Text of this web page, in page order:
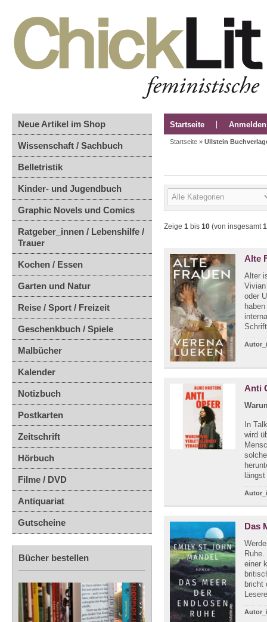
Neue Artikel im Shop
Wissenschaft / Sachbuch
Belletristik
Kinder- und Jugendbuch
Graphic Novels und Comics
Ratgeber_innen / Lebenshilfe /
Trauer
Kochen / Essen
Garten und Natur
Reise / Sport / Freizeit
Geschenkbuch / Spiele
Malbücher
Kalender
Notizbuch
Postkarten
Zeitschrift
Hörbuch
Filme / DVD
Antiquariat
Gutscheine
Bücher bestellen
Startseite Anmelden
Startseite » Ullstein
Zeige 1 bis 10 (von insgesamt
Alte
Alter
oder
Anti
In
wird
Das
einer
bricht